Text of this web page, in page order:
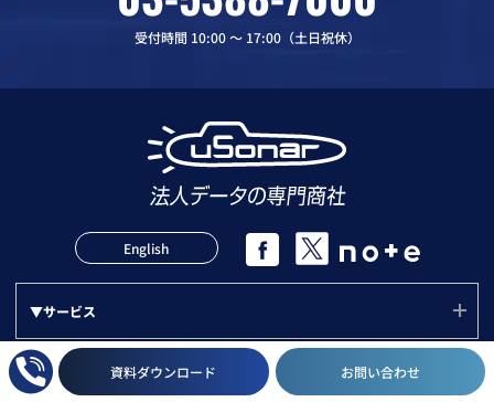
受付時間 10:00 〜 17:00（土日祝休）
English
▼サービス
サービス(ユーソナー)
▼活用方法
資料ダウンロード お問い合わせ